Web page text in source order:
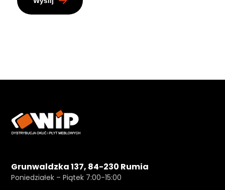
Grunwaldzka 137, 84-230 Rumia
Poniedziałek – Piątek 7:00-15:00